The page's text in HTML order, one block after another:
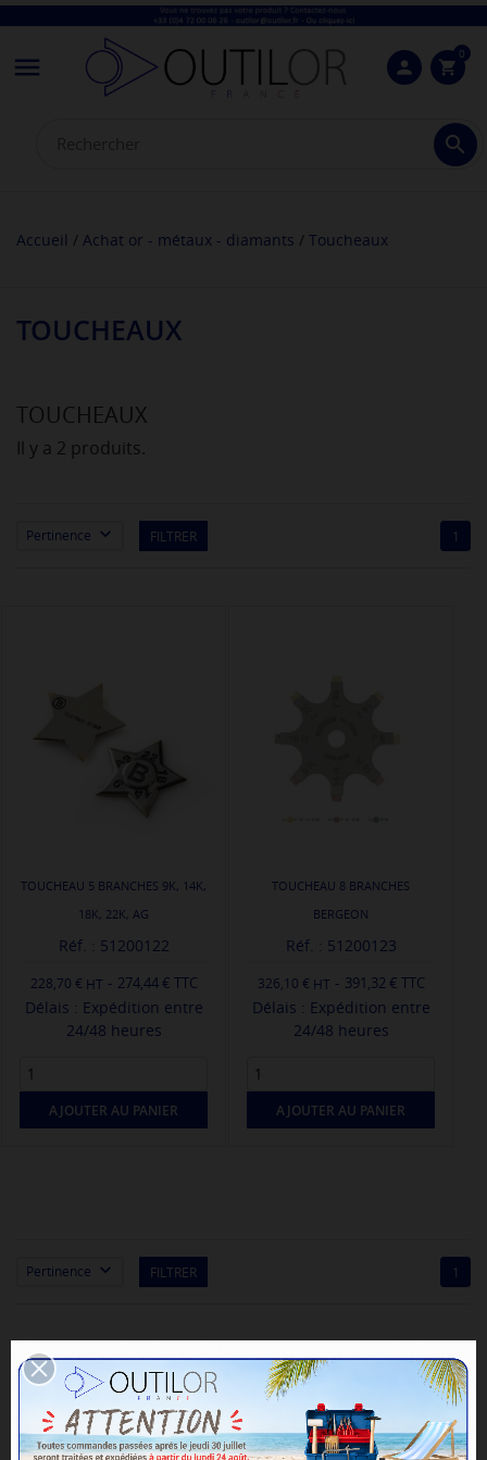
 person shopping_cart
0

Accueil Achat or - métaux - diamants Toucheaux
TOUCHEAUX
Achat or - métaux - diamants
Ampoules de test et flacons
TOUCHEAUX
Il y a 2 produits.
Pertinence  FILTRER 1
TOUCHEAU 5 BRANCHES 9K, 14K,
18K, 22K, AG
Réf. : 51200122
228,70 € - 274,44 € TTC
Délais : Expédition entre
24/48 heures
AJOUTER AU PANIER
TOUCHEAU 8 BRANCHES
BERGEON
Réf. : 51200123
326,10 € - 391,32 € TTC
Délais : Expédition entre
24/48 heures
AJOUTER AU PANIER
Pertinence  FILTRER 1